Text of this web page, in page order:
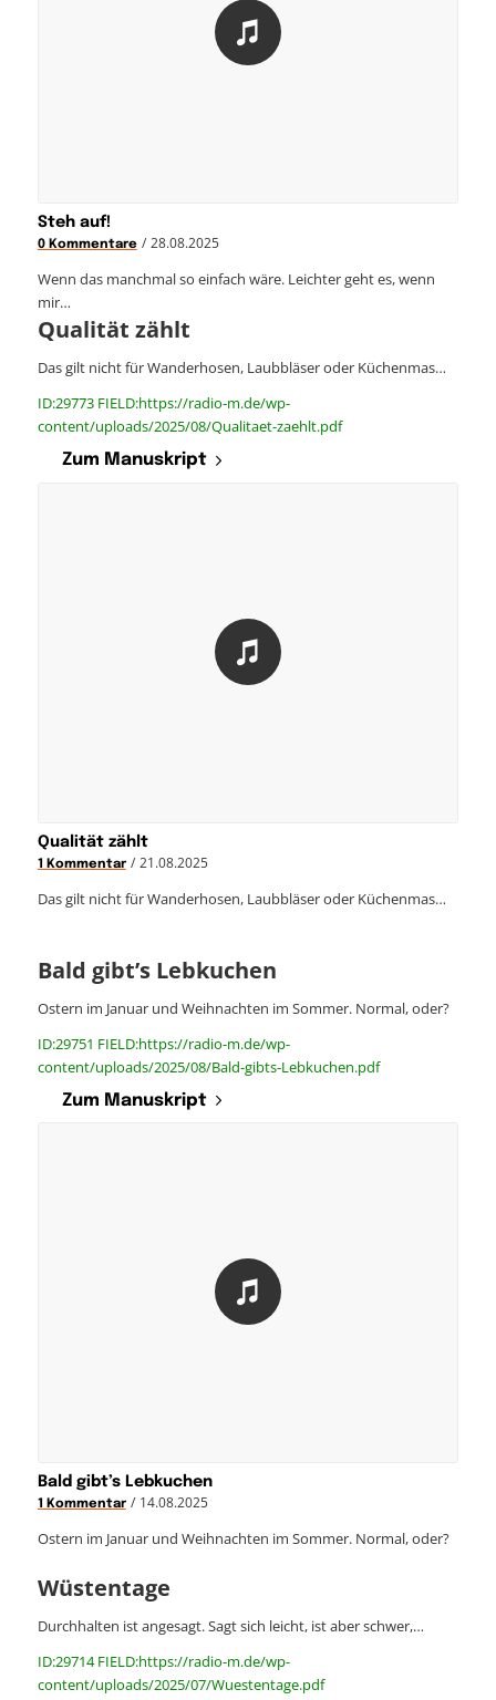
Steh auf!
0 Kommentare / 28.08.2025
Wenn das manchmal so einfach wäre. Leichter geht es, wenn
mir…
Qualität zählt
Das gilt nicht für Wanderhosen, Laubbläser oder Küchenmas…
ID:29773 FIELD:https://radio-m.de/wp-
content/uploads/2025/08/Qualitaet-zaehlt.pdf
Zum Manuskript
Qualität zählt
1 Kommentar / 21.08.2025
Das gilt nicht für Wanderhosen, Laubbläser oder Küchenmas…
Bald gibt’s Lebkuchen
Ostern im Januar und Weihnachten im Sommer. Normal, oder?
ID:29751 FIELD:https://radio-m.de/wp-
content/uploads/2025/08/Bald-gibts-Lebkuchen.pdf
Zum Manuskript
Bald gibt’s Lebkuchen
1 Kommentar / 14.08.2025
Ostern im Januar und Weihnachten im Sommer. Normal, oder?
Wüstentage
Durchhalten ist angesagt. Sagt sich leicht, ist aber schwer,…
ID:29714 FIELD:https://radio-m.de/wp-
content/uploads/2025/07/Wuestentage.pdf